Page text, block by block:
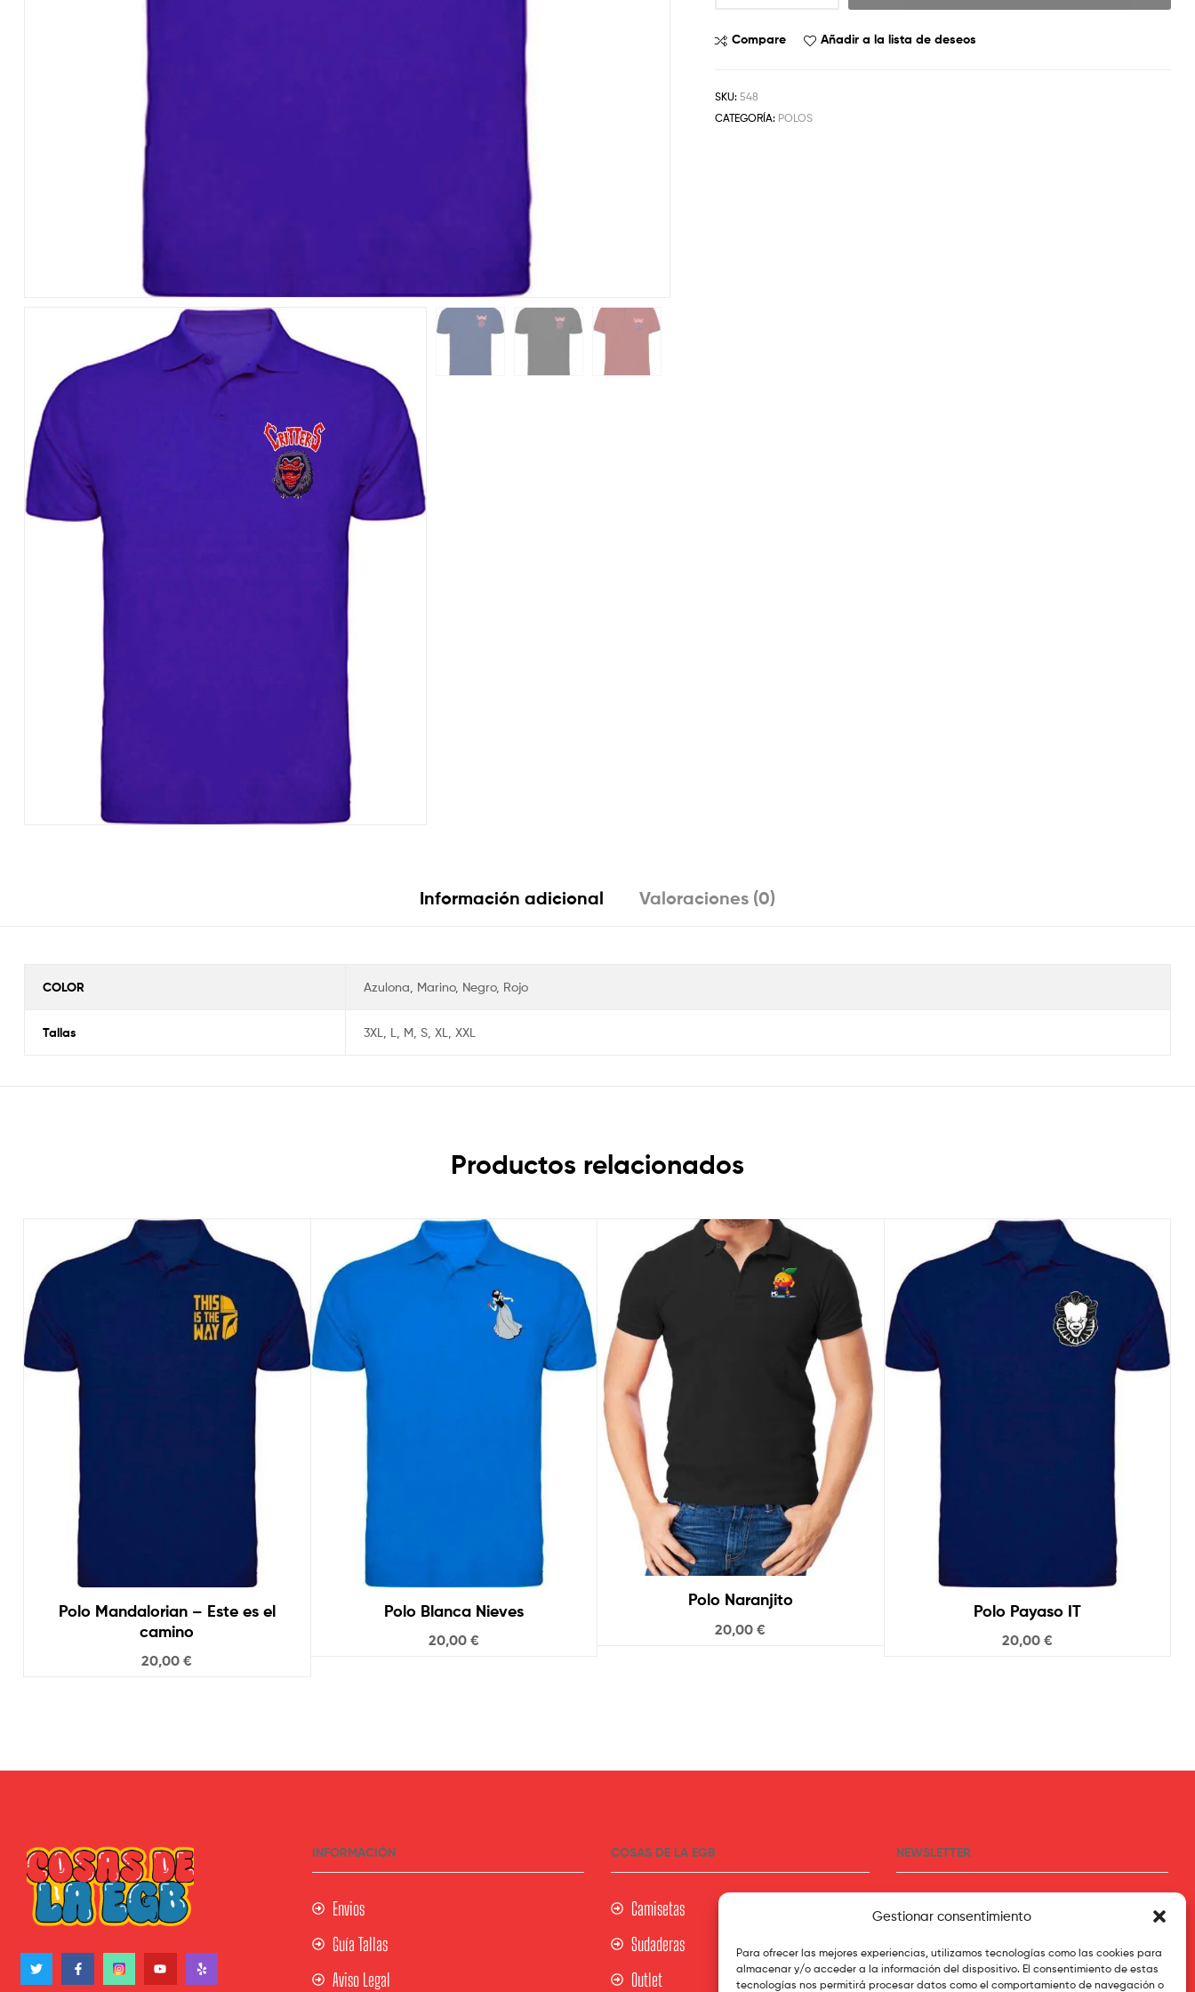
Gestionar consentimiento
Para ofrecer las mejores experiencias, utilizamos tecnologías como las cookies para
almacenar y/o acceder a la información del dispositivo. El consentimiento de estas
tecnologías nos permitirá procesar datos como el comportamiento de navegación o
Compare Añadir a la lista de deseos
SKU:548
CATEGORÍA: POLOS
Información adicional Valoraciones (0)
COLOR Azulona, Marino, Negro, Rojo
Tallas 3XL L M, S, XL XXL
Productos relacionados
Polo Mandalorian – Este es el
camino
20,00€
Polo Blanca Nieves
20,00 €
Polo Naranjito
20,00€
Polo Payaso IT
20,00 €
INFORMACIÓN
Envios
Guía Tallas
Aviso Legal
COSAS DE LA EGB
Camisetas
Sudaderas
Outlet
NEWSLETTER
Suscríbete para recibir las últimas novedades
Tu Mail